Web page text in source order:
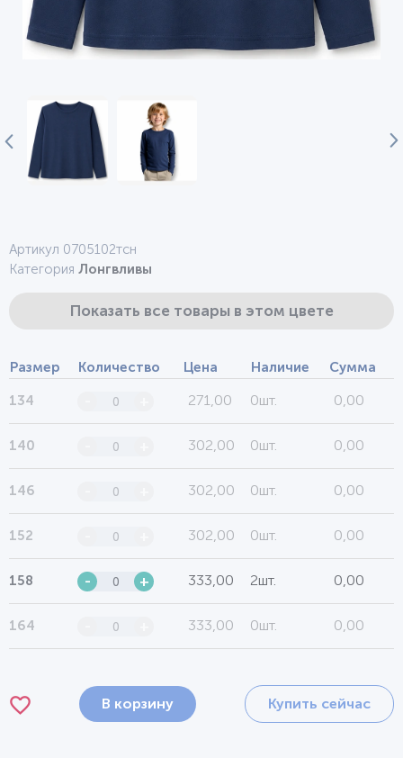
Артикул 0705102тсн
Категория Лонгвливы
Показать все товары в этом цвете
Размер Количество Цена Наличие Сумма
134 271,00 0шт. 0,00
140 302,00 0шт. 0,00
146 302,00 0шт. 0,00
152 302,00 0шт. 0,00
158 - + 333,00 2шт. 0,00
164 333,00 0шт. 0,00
В корзину Купить сейчас